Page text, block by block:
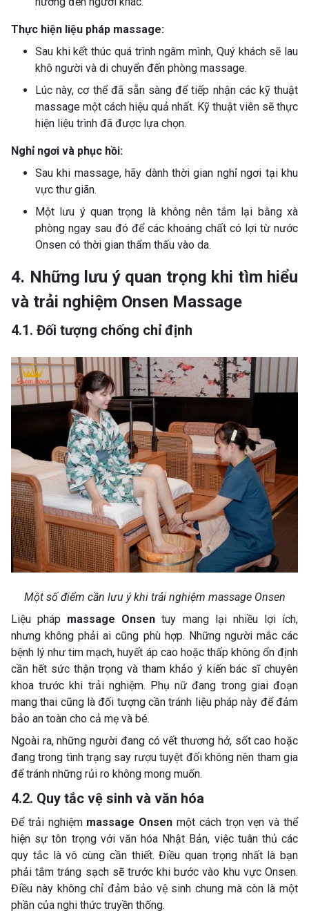
Thực hiện liệu pháp massage:
Sau khi kết thúc quá trình ngâm mình, Quý khách sẽ lau
khô người và di chuyển đến phòng massage.
Lúc này, cơ thể đã sẵn sàng để tiếp nhận các kỹ thuật
massage một cách hiệu quả nhất. Kỹ thuật viên sẽ thực
hiện liệu trình đã được lựa chọn.
Nghỉ ngơi và phục hồi:
Sau khi massage, hãy dành thời gian nghỉ ngơi tại khu
vực thư giãn.
Một lưu ý quan trọng là không nên tắm lại bằng xà
phòng ngay sau đó để các khoáng chất có lợi từ nước
Onsen có thời gian thẩm thấu vào da.
4. Những lưu ý quan trọng khi tìm hiểu
và trải nghiệm Onsen Massage
4.1. Đối tượng chống chỉ định
Một số điểm cần lưu ý khi trải nghiệm massage Onsen
Liệu pháp massage Onsen tuy mang lại nhiều lợi ích,
nhưng không phải ai cũng phù hợp. Những người mắc các
bệnh lý như tim mạch, huyết áp cao hoặc thấp không ổn định
cần hết sức thận trọng và tham khảo ý kiến bác sĩ chuyên
khoa trước khi trải nghiệm. Phụ nữ đang trong giai đoạn
mang thai cũng là đối tượng cần tránh liệu pháp này để đảm
bảo an toàn cho cả mẹ và bé.
Ngoài ra, những người đang có vết thương hở, sốt cao hoặc
đang trong tình trạng say rượu tuyệt đối không nên tham gia
để tránh những rủi ro không mong muốn.
4.2. Quy tắc vệ sinh và văn hóa
Để trải nghiệm massage Onsen một cách trọn vẹn và thể
hiện sự tôn trọng với văn hóa Nhật Bản, việc tuân thủ các
quy tắc là vô cùng cần thiết. Điều quan trọng nhất là bạn
phải tắm tráng sạch sẽ trước khi bước vào khu vực Onsen.
Điều này không chỉ đảm bảo vệ sinh chung mà còn là một
phần của nghi thức truyền thống.